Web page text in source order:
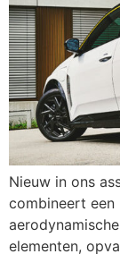
Nieuw in ons
combineert een
elementen,